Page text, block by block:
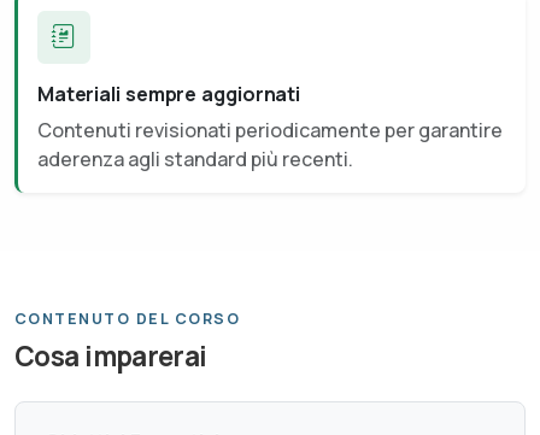
Materiali sempre aggiornati
Contenuti revisionati periodicamente per garantire
aderenza agli standard più recenti.
CONTENUTO DEL CORSO
Cosa imparerai